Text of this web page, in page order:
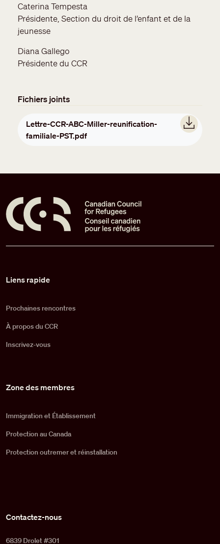
Caterina Tempesta
Présidente, Section du droit de l’enfant et de la
jeunesse
Diana Gallego
Présidente du CCR
Fichiers joints
Lettre-CCR-ABC-Miller-reunification-
familiale-PST.pdf
Liens rapide
Prochaines rencontres
À propos du CCR
Inscrivez-vous
Zone des membres
Immigration et Établissement
Protection au Canada
Protection outremer et réinstallation
Contactez-nous
6839 Drolet #301